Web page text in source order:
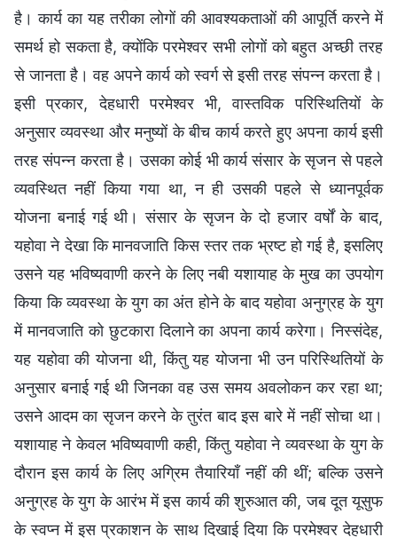
है। कार्य का यह तरीका लोगों की आवश्यकताओं की आपूर्ति करने में
समर्थ हो सकता है, क्योंकि परमेश्वर सभी लोगों को बहुत अच्छी तरह
से जानता है। वह अपने कार्य को स्वर्ग से इसी तरह संपन्न करता है।
इसी प्रकार, देहधारी परमेश्वर भी, वास्तविक परिस्थितियों के
अनुसार व्यवस्था और मनुष्यों के बीच कार्य करते हुए अपना कार्य इसी
तरह संपन्न करता है। उसका कोई भी कार्य संसार के सृजन से पहले
व्यवस्थित नहीं किया गया था, न ही उसकी पहले से ध्यानपूर्वक
योजना बनाई गई थी। संसार के सृजन के दो हजार वर्षों के बाद,
यहोवा ने देखा कि मानवजाति किस स्तर तक भ्रष्ट हो गई है, इसलिए
उसने यह भविष्यवाणी करने के लिए नबी यशायाह के मुख का उपयोग
किया कि व्यवस्था के युग का अंत होने के बाद यहोवा अनुग्रह के युग
में मानवजाति को छुटकारा दिलाने का अपना कार्य करेगा। निस्संदेह,
यह यहोवा की योजना थी, किंतु यह योजना भी उन परिस्थितियों के
अनुसार बनाई गई थी जिनका वह उस समय अवलोकन कर रहा था;
उसने आदम का सृजन करने के तुरंत बाद इस बारे में नहीं सोचा था।
यशायाह ने केवल भविष्यवाणी कही, किंतु यहोवा ने व्यवस्था के युग के
दौरान इस कार्य के लिए अग्रिम तैयारियाँ नहीं की थीं; बल्कि उसने
अनुग्रह के युग के आरंभ में इस कार्य की शुरुआत की, जब दूत यूसुफ
के स्वप्न में इस प्रकाशन के साथ दिखाई दिया कि परमेश्वर देहधारी